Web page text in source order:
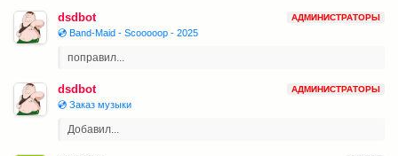
dsdbot АДМИНИСТРАТОРЫ
💿 Band-Maid - Scooooop - 2025
поправил...
dsdbot АДМИНИСТРАТОРЫ
💿 Заказ музыки
Добавил...